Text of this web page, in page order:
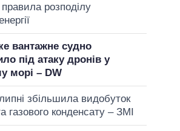
розподілу
вантажне судно
під атаку дронів у
морі – DW
збільшила видобуток
газового конденсату – ЗМІ